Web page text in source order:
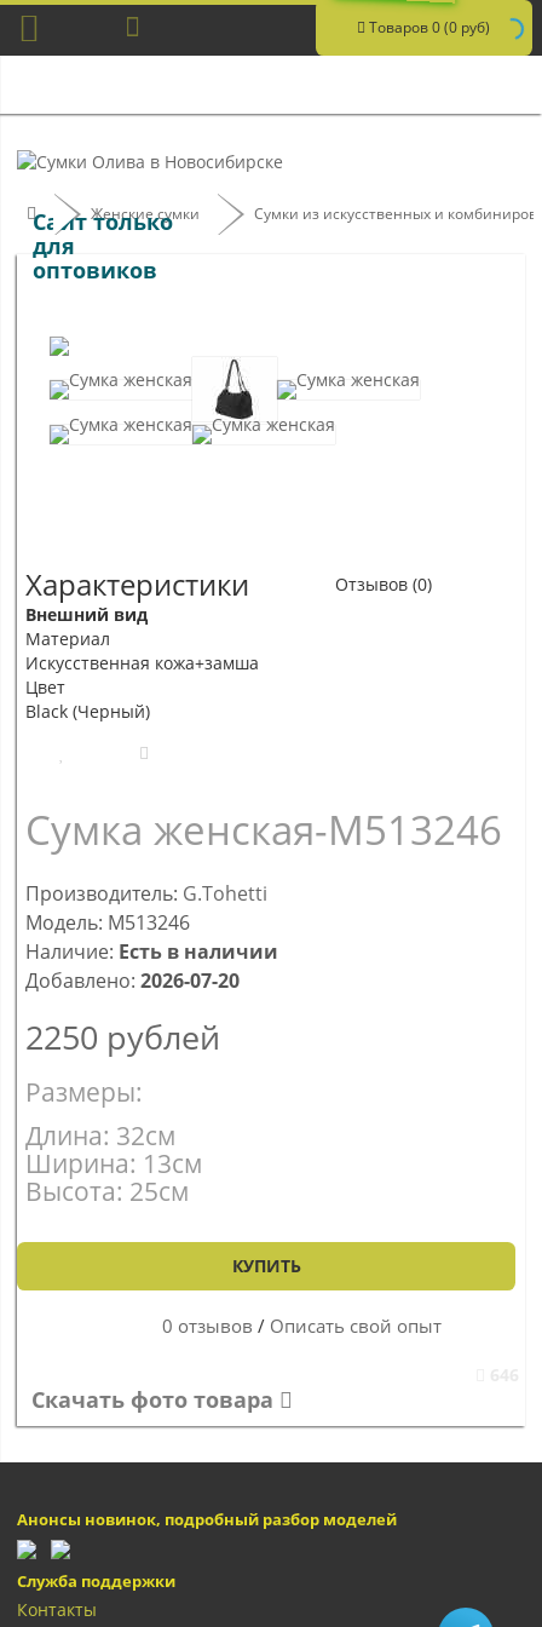
Товаров 0 (0 руб)
Сайт только
для
оптовиков
Женские сумки Сумки из искусственных и
Характеристики
Отзывов (0)
Внешний вид
Материал
Искусственная кожа+замша
Цвет
Black (Черный)
Сумка женская-M513246
Производитель: G.Tohetti
Модель: M513246
Наличие: Есть в наличии
Добавлено: 2026-07-20
2250 рублей
Размеры:
Длина: 32см
Ширина: 13см
Высота: 25см
КУПИТЬ
0 отзывов / Описать свой опыт
Скачать фото товара
Анонсы новинок, подробный разбор моделей
Служба поддержки
Контакты